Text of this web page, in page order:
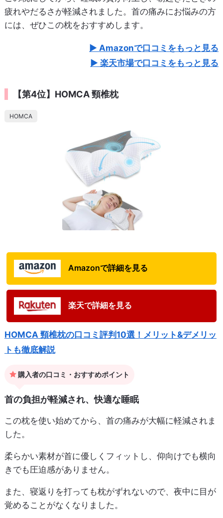
疲れやだるさが軽減されました。首の痛みにお悩みの方
には、ぜひこの枕をおすすめします。
Amazonで口コミをもっと見る
楽天市場で口コミをもっと見る
【第4位】HOMCA 頸椎枕
HOMCA
Amazonで詳細を見る
楽天で詳細を見る
HOMCA 頸椎枕の口コミ評判10選！メリット&デメリッ
トも徹底解説
購入者の口コミ・おすすめポイント
首の負担が軽減され、快適な睡眠
この枕を使い始めてから、首の痛みが大幅に軽減されま
した。
柔らかい素材が首に優しくフィットし、仰向けでも横向
きでも圧迫感がありません。
また、寝返りを打っても枕がずれないので、夜中に目が
覚めることがなくなりました。